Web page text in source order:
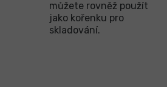
můžete rovněž použít
jako kořenku pro
skladování.